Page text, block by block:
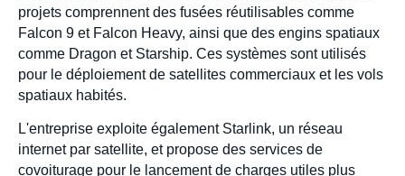
projets comprennent des fusées réutilisables comme
Falcon 9 et Falcon Heavy, ainsi que des engins spatiaux
comme Dragon et Starship. Ces systèmes sont utilisés
pour le déploiement de satellites commerciaux et les vols
spatiaux habités.
L'entreprise exploite également Starlink, un réseau
internet par satellite, et propose des services de
covoiturage pour le lancement de charges utiles plus